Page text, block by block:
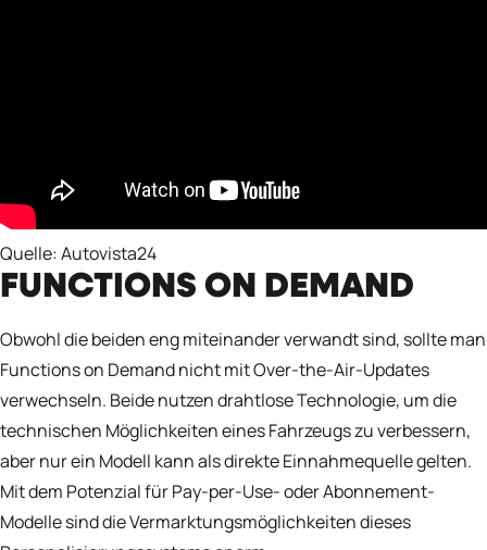
Quelle: Autovista24
FUNCTIONS ON DEMAND
Obwohl die beiden eng miteinander verwandt sind, sollte man
Functions on Demand nicht mit Over-the-Air-Updates
verwechseln. Beide nutzen drahtlose Technologie, um die
technischen Möglichkeiten eines Fahrzeugs zu verbessern,
aber nur ein Modell kann als direkte Einnahmequelle gelten.
Mit dem Potenzial für Pay-per-Use- oder Abonnement-
Modelle sind die Vermarktungsmöglichkeiten dieses